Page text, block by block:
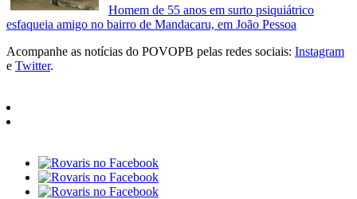
Homem de 55 anos em surto psiquiátrico
esfaqueia amigo no bairro de Mandacaru, em João Pessoa
Acompanhe as notícias do POVOPB pelas redes sociais: Instagram
e Twitter.